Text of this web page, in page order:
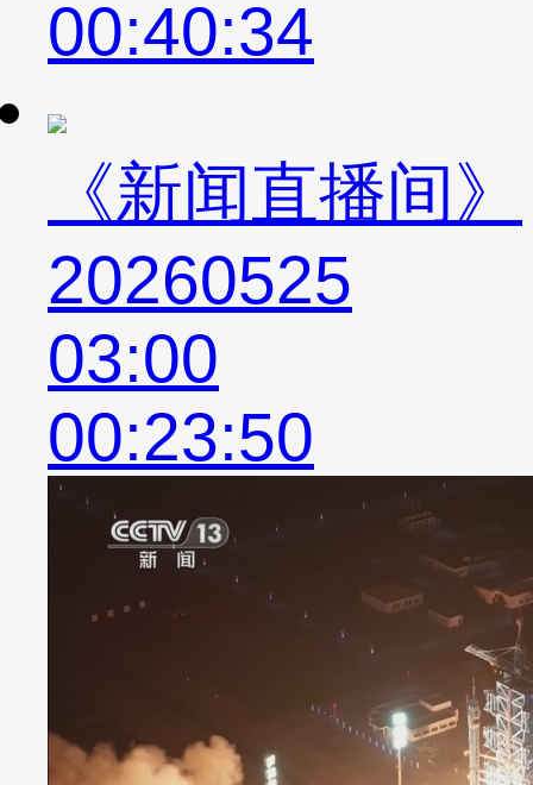
00:40:34
《新闻直播间》
20260525
03:00
00:23:50